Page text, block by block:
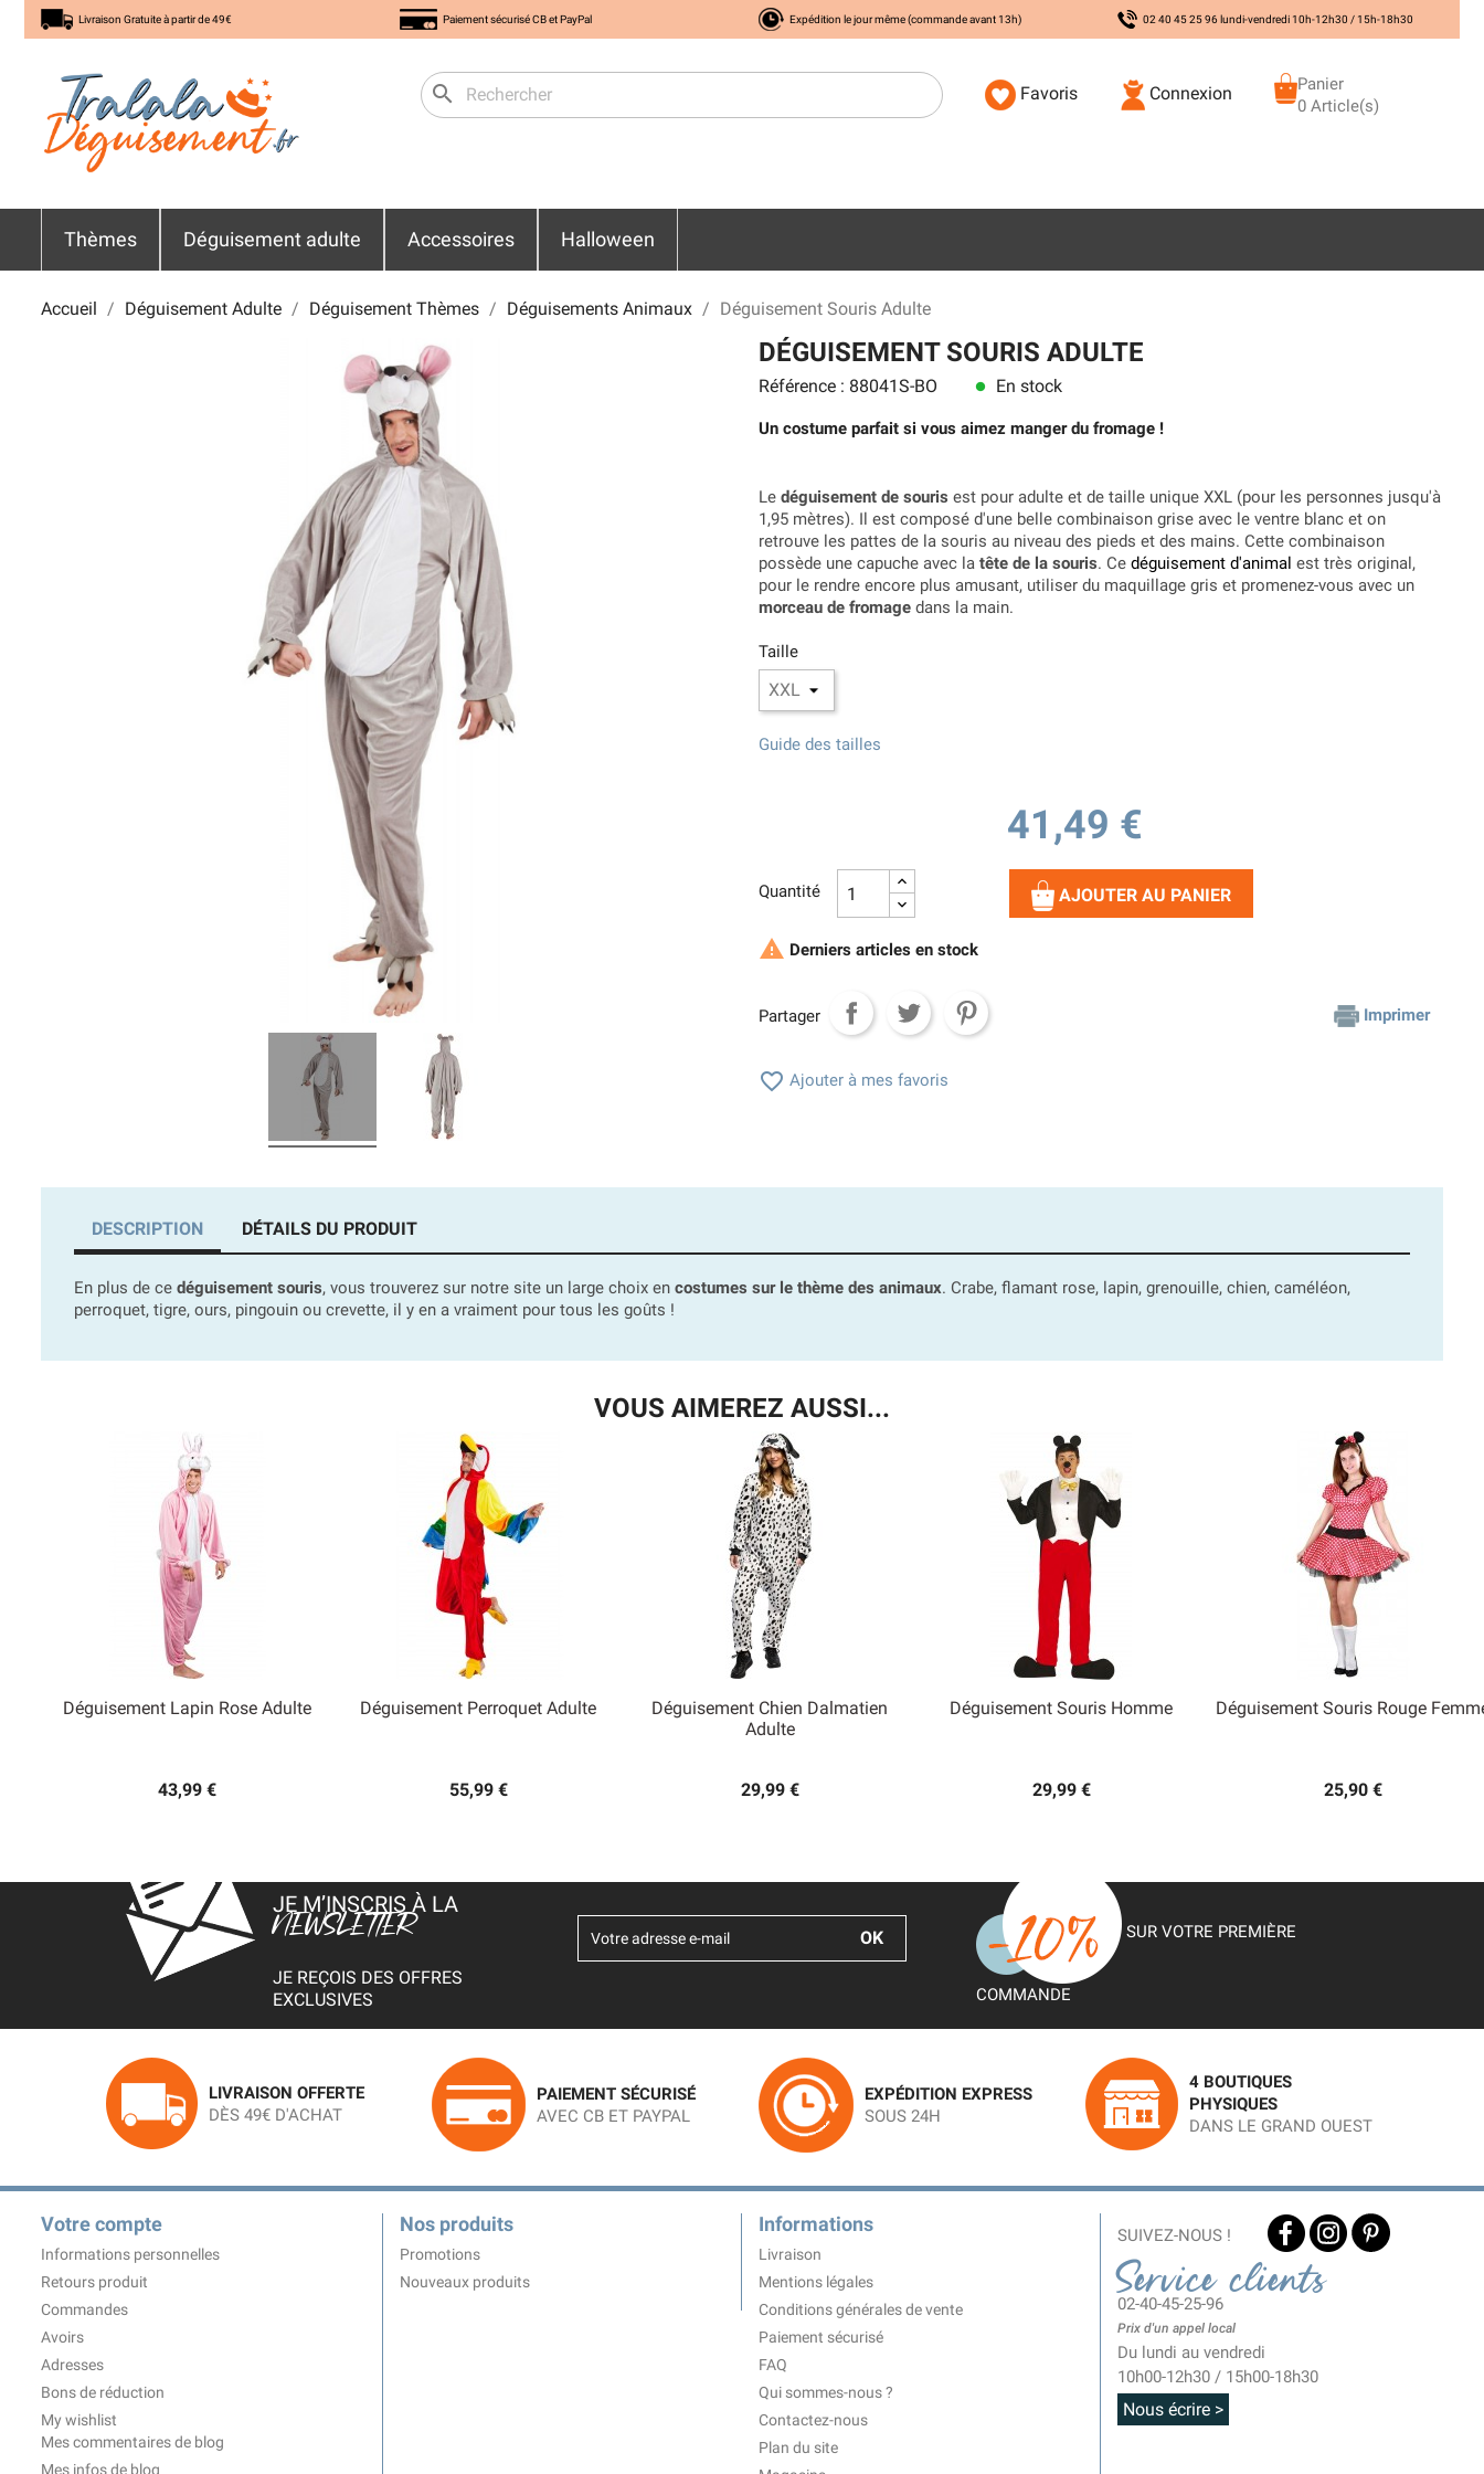
Livraison Gratuite à partir de 49€ Paiement sécurisé CB et PayPal Expédition le jour même (commande avant 13h) 02 40 45 25 96 lundi-vendredi 10h-12h30 / 15h-18h30
search Favoris Connexion
Panier
0 Article(s)
Thèmes Déguisement adulte Accessoires Halloween
Accueil Déguisement Adulte Déguisement Thèmes Déguisements Animaux Déguisement Souris Adulte
DÉGUISEMENT SOURIS ADULTE
Référence : 88041S-BO lens En stock
Un costume parfait si vous aimez manger du fromage !
Le déguisement de souris est pour adulte et de taille unique XXL (pour les personnes jusqu'à
1,95 mètres). Il est composé d'une belle combinaison grise avec le ventre blanc et on
retrouve les pattes de la souris au niveau des pieds et des mains. Cette combinaison
possède une capuche avec la tête de la souris. Ce déguisement d'animal est très original,
pour le rendre encore plus amusant, utiliser du maquillage gris et promenez-vous avec un
morceau de fromage dans la main.
Taille
Guide des tailles
41,49 €
Quantité AJOUTER AU PANIER
 Derniers articles en stock
Partager Imprimer
 Ajouter à mes favoris
DESCRIPTION DÉTAILS DU PRODUIT
En plus de ce déguisement souris, vous trouverez sur notre site un large choix en costumes sur le thème des animaux. Crabe, flamant rose, lapin, grenouille, chien, caméléon,
perroquet, tigre, ours, pingouin ou crevette, il y en a vraiment pour tous les goûts !
VOUS AIMEREZ AUSSI...
Déguisement Lapin Rose Adulte
43,99 €
Déguisement Perroquet Adulte
55,99 €
Déguisement Chien Dalmatien
Adulte
29,99 €
Aperçu rapide
Déguisement Souris Homme
29,99 €
Déguisement Souris Rouge
25,90 €
JE M’INSCRIS À LA
NEWSLETTER
JE REÇOIS DES OFFRES
EXCLUSIVES
SUR VOTRE PREMIÈRE
COMMANDE
LIVRAISON OFFERTE
DÈS 49€ D'ACHAT
PAIEMENT SÉCURISÉ
AVEC CB ET PAYPAL
EXPÉDITION EXPRESS
SOUS 24H
4 BOUTIQUES
PHYSIQUES
DANS LE GRAND OUEST
Votre compte
Informations personnelles
Retours produit
Commandes
Avoirs
Adresses
Bons de réduction
My wishlist
Mes commentaires de blog
Mes infos de blog
Nos produits
Promotions
Nouveaux produits
Informations
Livraison
Mentions légales
Conditions générales de vente
Paiement sécurisé
FAQ
Qui sommes-nous ?
Contactez-nous
Plan du site
SUIVEZ-NOUS !
Service clients
02-40-45-25-96
Prix d'un appel local
Du lundi au vendredi
10h00-12h30 / 15h00-18h30
Nous écrire >